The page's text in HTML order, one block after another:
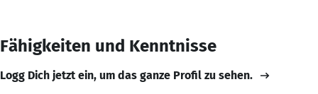
Fähigkeiten und Kenntnisse
Logg Dich jetzt ein, um das ganze Profil zu sehen.